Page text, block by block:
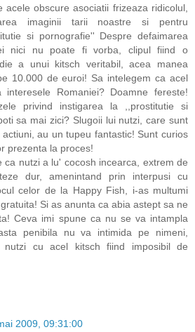
acele obscure asociatii frizeaza ridicolul,
imaginii tarii noastre si pentru
si pornografie'' Despre defaimarea
nici nu poate fi vorba, clipul fiind o
a unui kitsch veritabil, acea manea
10.000 de euroi! Sa intelegem ca acel
interesele Romaniei? Doamne fereste!
privind instigarea la ,,prostitutie si
sa mai zici? Slugoii lui nutzi, care sunt
au un tupeu fantastic! Sunt curios
prezenta la proces!
ca nutzi a lu' cocosh incearca, extrem de
dur, amenintand prin interpusi cu
celor de la Happy Fish, i-as multumi
Si as anunta ca abia astept sa ne
Ceva imi spune ca nu se va intampla
penibila nu va intimida pe nimeni,
nutzi cu acel kitsch fiind imposibil de
2009, 09:31:00